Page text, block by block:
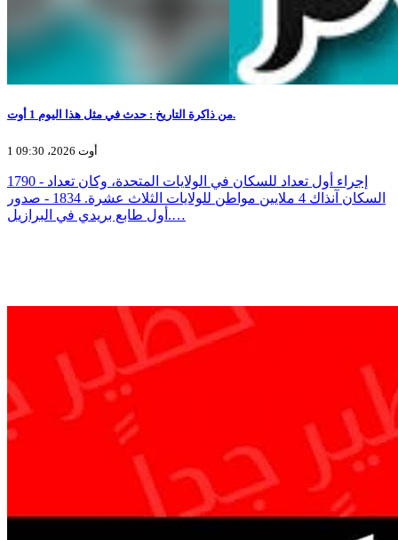
من ذاكرة التاريخ : حدث في مثل هذا اليوم 1 أوت.
1 أوت 2026، 09:30
1790 - إجراء أول تعداد للسكان في الولايات المتحدة، وكان تعداد
السكان آنذاك 4 ملايين مواطن للولايات الثلاث عشرة. 1834 - صدور
أول طابع بريدي في البرازيل.…